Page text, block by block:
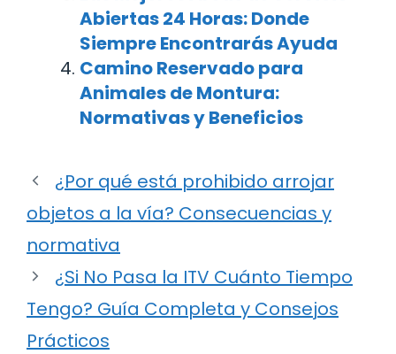
Abiertas 24 Horas: Donde
Siempre Encontrarás Ayuda
Camino Reservado para
Animales de Montura:
Normativas y Beneficios
¿Por qué está prohibido arrojar
objetos a la vía? Consecuencias y
normativa
¿Si No Pasa la ITV Cuánto Tiempo
Tengo? Guía Completa y Consejos
Prácticos